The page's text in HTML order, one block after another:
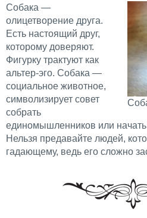
Собака —
олицетворение друга.
Есть настоящий друг,
которому доверяют.
Фигурку трактуют как
альтер-эго. Собака —
социальное животное,
символизирует совет
собрать
единомышленников или начать
Нельзя предавайте людей,
гадающему, ведь его сложно